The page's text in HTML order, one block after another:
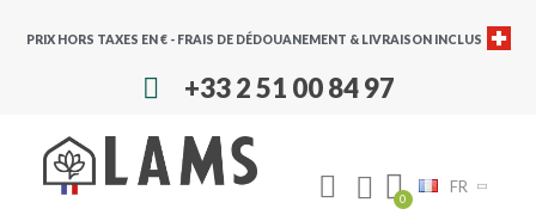
PRIX HORS TAXES EN € - FRAIS DE DÉDOUANEMENT & LIVRAISON INCLUS
+33 2 51 00 84 97
FR